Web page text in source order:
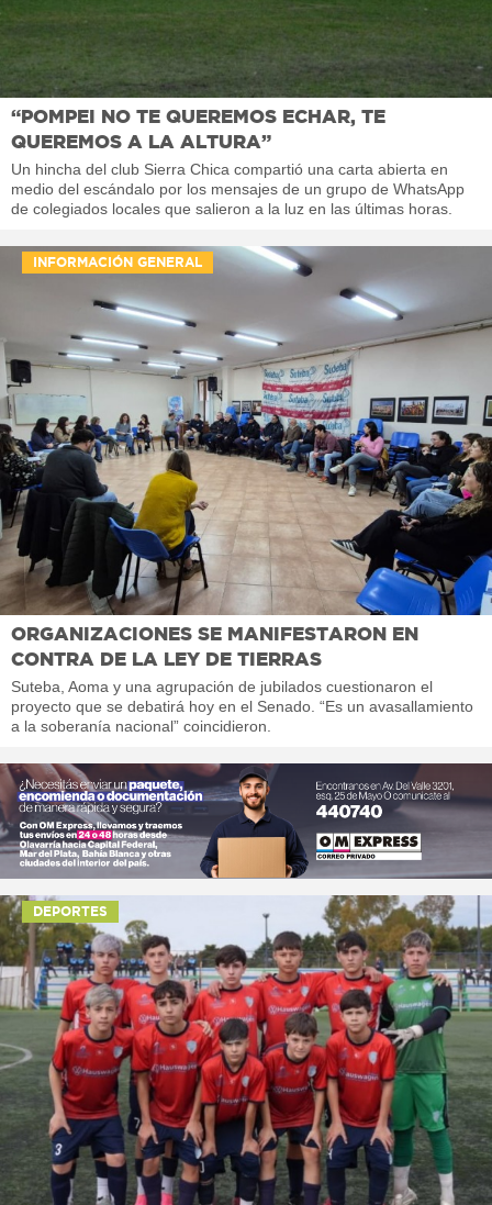
“POMPEI NO TE QUEREMOS ECHAR, TE
QUEREMOS A LA ALTURA”
Un hincha del club Sierra Chica compartió una carta abierta en
medio del escándalo por los mensajes de un grupo de WhatsApp
de colegiados locales que salieron a la luz en las últimas horas.
INFORMACIÓN GENERAL
ORGANIZACIONES SE MANIFESTARON EN
CONTRA DE LA LEY DE TIERRAS
Suteba, Aoma y una agrupación de jubilados cuestionaron el
proyecto que se debatirá hoy en el Senado. “Es un avasallamiento
a la soberanía nacional” coincidieron.
DEPORTES